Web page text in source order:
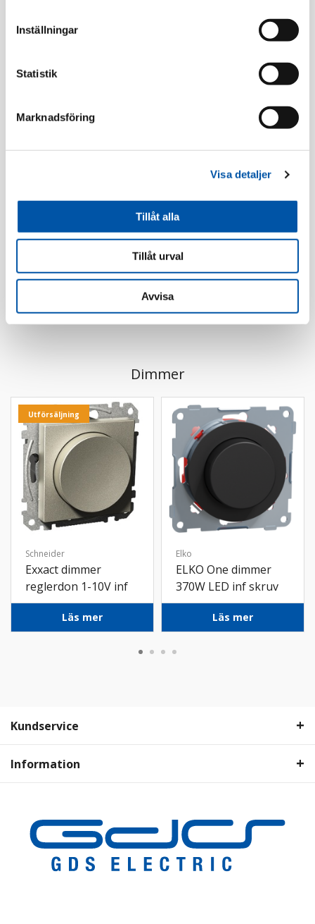
Inställningar
Statistik
Marknadsföring
Visa detaljer
Tillåt alla
Tillåt urval
Avvisa
Renova ram 1-fack
glas sv
Läs mer
Schneider
Renova ram 2-fack
glas sv
Läs mer
Dimmer
Utförsäljning
Schneider
Exxact dimmer
reglerdon 1-10V inf
skruv met
Läs mer
Elko
ELKO One dimmer
370W LED inf skruv
sv
Läs mer
Kundservice
Information